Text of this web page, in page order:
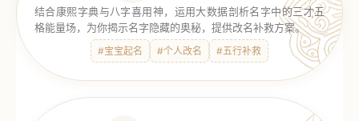
结合康熙字典与八字喜用神，运用大数据剖析名字中的三才五
格能量场，为你揭示名字隐藏的奥秘，提供改名补救方案。
#宝宝起名 #个人改名 #五行补救